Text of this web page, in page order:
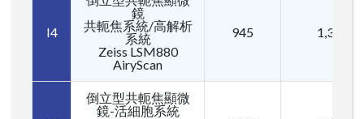
I4
鏡
共軛焦系統/高解析
系統
Zeiss LSM880
AiryScan
945 1,365
倒立型共軛焦顯微
鏡-活細胞系統